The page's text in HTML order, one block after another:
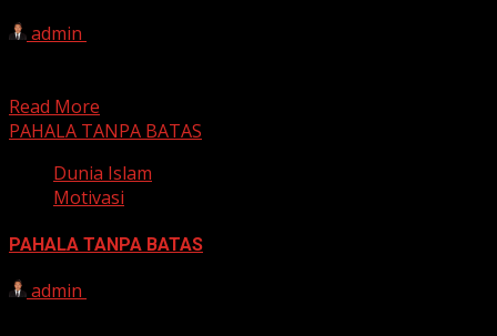
admin
Read More
PAHALA TANPA BATAS
Dunia Islam
Motivasi
PAHALA TANPA BATAS
admin